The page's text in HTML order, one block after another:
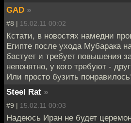
GAD »
#8 | 15.02.11 00:02
Кстати, в новостях намедни
Египте после ухода Мубарака
бастует и требует повышения
непонятно, у кого требуют -
Или просто бузить
Steel Rat »
#9 | 15.02.11 00:03
Надеюсь Иран не будет